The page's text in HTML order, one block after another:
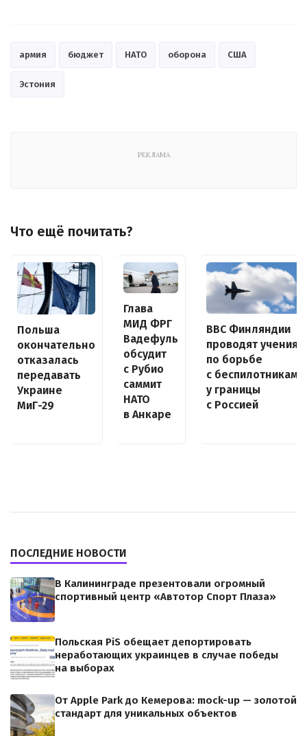
армия бюджет НАТО оборона США
Эстония
РЕКЛАМА
Что ещё почитать?
Польша
окончательно
отказалась
передавать
Украине
МиГ-29
Глава
МИД ФРГ
Вадефуль
обсудит
с Рубио
саммит
НАТО
в Анкаре
ВВС Финляндии
проводят учения
по борьбе
с беспилотниками
у границы
с Россией
ПОСЛЕДНИЕ НОВОСТИ
В Калининграде презентовали огромный
спортивный центр «Автотор Спорт Плаза»
Польская PiS обещает депортировать
неработающих украинцев в случае победы
на выборах
От Apple Park до Кемерова: mock-up — золотой
стандарт для уникальных объектов